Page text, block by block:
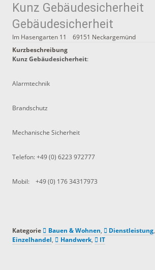
Kunz Gebäudesicherheit
Gebäudesicherheit
Im Hasengarten 11 69151 Neckargemünd
Kurzbeschreibung
Kunz Gebäudesicherheit:
Alarmtechnik
Brandschutz
Mechanische Sicherheit
Telefon: +49 (0) 6223 972777
Mobil: +49 (0) 176 34317973
Kategorie Bauen & Wohnen, Dienstleistung,
Einzelhandel, Handwerk, IT